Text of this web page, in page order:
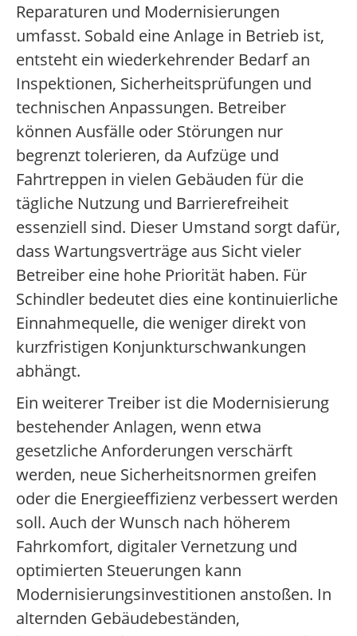
Reparaturen und Modernisierungen
umfasst. Sobald eine Anlage in Betrieb ist,
entsteht ein wiederkehrender Bedarf an
Inspektionen, Sicherheitsprüfungen und
technischen Anpassungen. Betreiber
können Ausfälle oder Störungen nur
begrenzt tolerieren, da Aufzüge und
Fahrtreppen in vielen Gebäuden für die
tägliche Nutzung und Barrierefreiheit
essenziell sind. Dieser Umstand sorgt dafür,
dass Wartungsverträge aus Sicht vieler
Betreiber eine hohe Priorität haben. Für
Schindler bedeutet dies eine kontinuierliche
Einnahmequelle, die weniger direkt von
kurzfristigen Konjunkturschwankungen
abhängt.
Ein weiterer Treiber ist die Modernisierung
bestehender Anlagen, wenn etwa
gesetzliche Anforderungen verschärft
werden, neue Sicherheitsnormen greifen
oder die Energieeffizienz verbessert werden
soll. Auch der Wunsch nach höherem
Fahrkomfort, digitaler Vernetzung und
optimierten Steuerungen kann
Modernisierungsinvestitionen anstoßen. In
alternden Gebäudebeständen,